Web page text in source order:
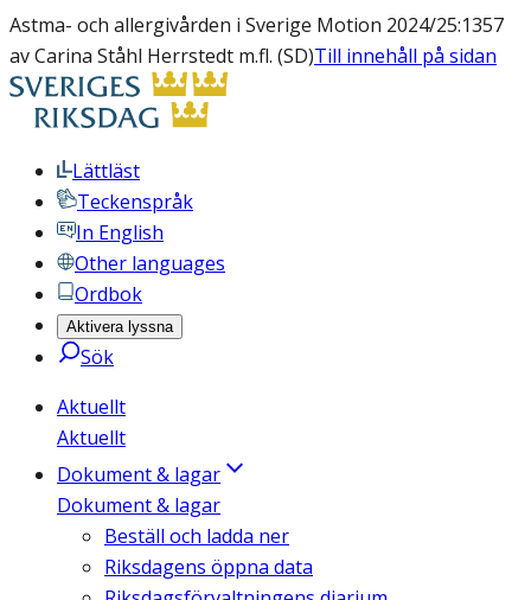
Astma- och allergivården i Sverige Motion 2024/25:1357
av Carina Ståhl Herrstedt m.fl. (SD)Till innehåll på sidan
Lättläst
Teckenspråk
In English
Other languages
Ordbok
Aktivera lyssna
Sök
Aktuellt
Aktuellt
Dokument & lagar
Dokument & lagar
Beställ och ladda ner
Riksdagens öppna data